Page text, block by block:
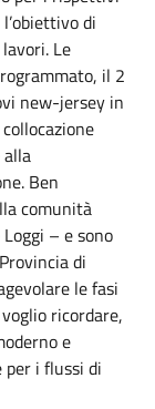
di
Le
il 2
new-jersey in
Ben
comunità
– e sono
di
le fasi
ricordare,
e
i flussi di